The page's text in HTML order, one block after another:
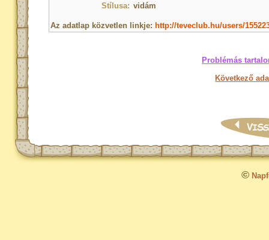
Stílusa: vidám
Az adatlap közvetlen linkje: http://teveclub.hu/users/
Problémás
Következő
©